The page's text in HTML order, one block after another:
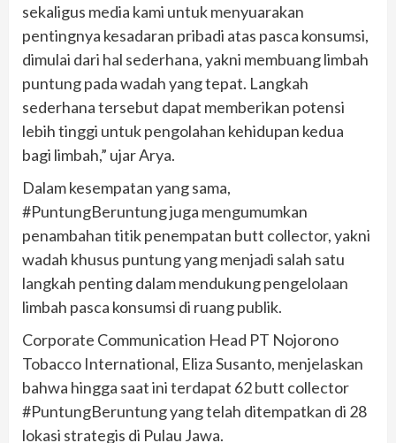
sekaligus media kami untuk menyuarakan
pentingnya kesadaran pribadi atas pasca konsumsi,
dimulai dari hal sederhana, yakni membuang limbah
puntung pada wadah yang tepat. Langkah
sederhana tersebut dapat memberikan potensi
lebih tinggi untuk pengolahan kehidupan kedua
bagi limbah,” ujar Arya.
Dalam kesempatan yang sama,
#PuntungBeruntung juga mengumumkan
penambahan titik penempatan butt collector, yakni
wadah khusus puntung yang menjadi salah satu
langkah penting dalam mendukung pengelolaan
limbah pasca konsumsi di ruang publik.
Corporate Communication Head PT Nojorono
Tobacco International, Eliza Susanto, menjelaskan
bahwa hingga saat ini terdapat 62 butt collector
#PuntungBeruntung yang telah ditempatkan di 28
lokasi strategis di Pulau Jawa.